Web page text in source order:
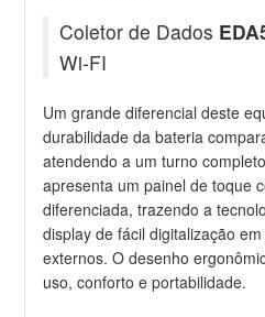
Coletor de Dados
Wi-FI
Um grande diferencial deste
durabilidade da bateria
atendendo a um turno
apresenta um painel de toque
diferenciada, trazendo a
display de fácil digitalização
externos. O desenho
uso, conforto e portabilidade.